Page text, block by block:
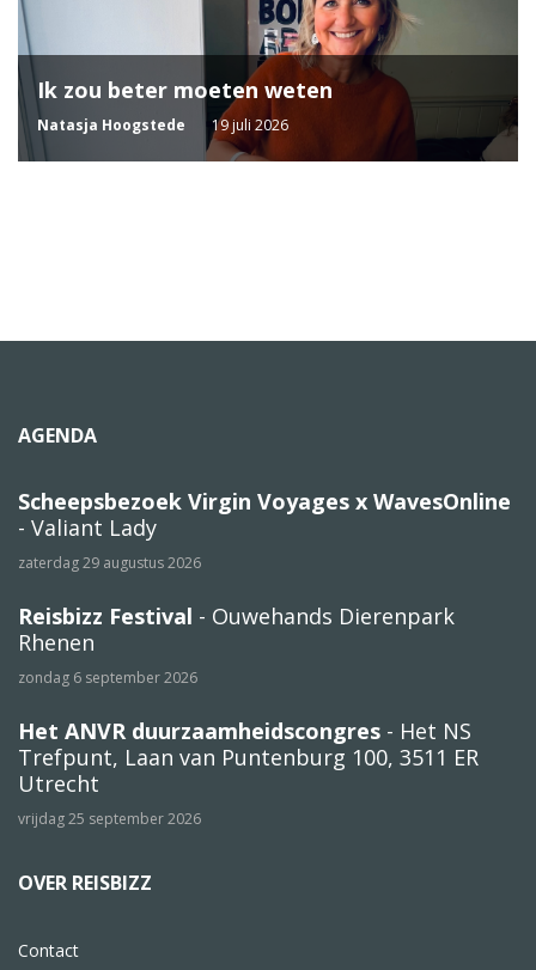
Ik zou beter moeten weten
Natasja Hoogstede 19 juli 2026
AGENDA
Scheepsbezoek Virgin Voyages x WavesOnline
- Valiant Lady
zaterdag 29 augustus 2026
Reisbizz Festival - Ouwehands Dierenpark
Rhenen
zondag 6 september 2026
Het ANVR duurzaamheidscongres - Het NS
Trefpunt, Laan van Puntenburg 100, 3511 ER
Utrecht
vrijdag 25 september 2026
OVER REISBIZZ
Contact